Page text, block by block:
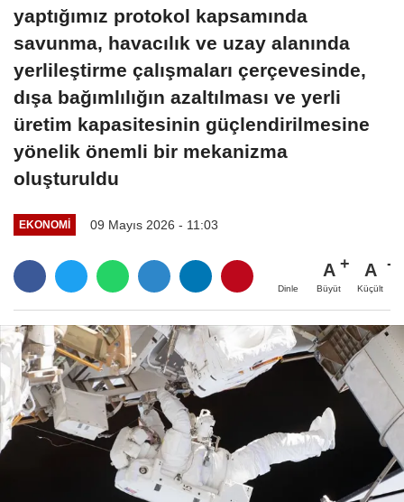
yaptığımız protokol kapsamında
savunma, havacılık ve uzay alanında
yerlileştirme çalışmaları çerçevesinde,
dışa bağımlılığın azaltılması ve yerli
üretim kapasitesinin güçlendirilmesine
yönelik önemli bir mekanizma
oluşturuldu
EKONOMI 09 Mayıs 2026 - 11:03
Dinle
A
Büyüt
A
Küçült